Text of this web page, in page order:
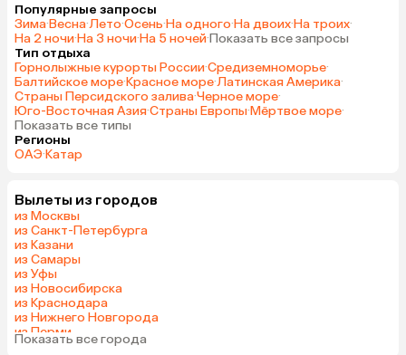
Популярные запросы
Зима·Весна·Лето·Осень·На одного·На двоих·На троих·
На 2 ночи·На 3 ночи·На 5 ночей·Показать все запросы
Тип отдыха
Горнолыжные курорты России·Средиземноморье·
Балтийское море·Красное море·Латинская Америка·
Страны Персидского залива·Черное море·
Юго-Восточная Азия·Страны Европы·Мёртвое море·
Показать все типы
Регионы
ОАЭ·Катар
Вылеты из городов
из Москвы
из Санкт-Петербурга
из Казани
из Самары
из Уфы
из Новосибирска
из Краснодара
из Нижнего Новгорода
из Перми
из Сочи
Показать все города